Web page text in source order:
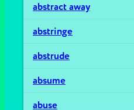
abstract away
abstringe
abstrude
absume
abuse